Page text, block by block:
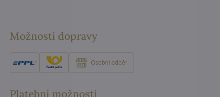
Možnosti dopravy
Osobní odběr
Platební možnosti